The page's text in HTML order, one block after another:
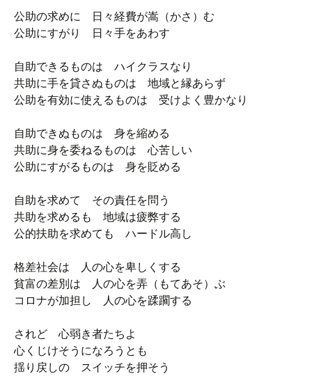
公助の求めに 日々経費が嵩（かさ）む
公助にすがり 日々手をあわす
自助できるものは ハイクラスなり
共助に手を貸さぬものは 地域と縁あらず
公助を有効に使えるものは 受けよく豊かなり
自助できぬものは 身を縮める
共助に身を委ねるものは 心苦しい
公助にすがるものは 身を貶める
自助を求めて その責任を問う
共助を求めるも 地域は疲弊する
公的扶助を求めても ハードル高し
格差社会は 人の心を卑しくする
貧富の差別は 人の心を弄（もてあそ）ぶ
コロナが加担し 人の心を蹂躙する
されど 心弱き者たちよ
心くじけそうになろうとも
揺り戻しの スイッチを押そう